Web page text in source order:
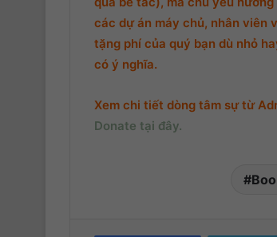
các dự án máy chủ, nhân viên
tặng phí của quý bạn dù nhỏ
có ý nghĩa.
Xem chi tiết dòng tâm sự từ
Donate tại đây.